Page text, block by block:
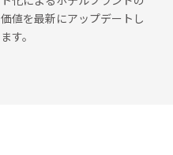
価値を最新にアップデートし
ます。